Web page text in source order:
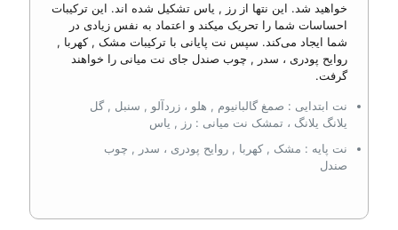
خواهید شد. این نتها از رز , یاس تشکیل شده‌ اند. این ترکیبات
احساسات شما را تحریک میکند و اعتماد به نفس زیادی در
شما ایجاد می‌کند. سپس نت پایانی با ترکیبات مشک ,کهربا ,
روایح پودری ، سدر , چوب صندل جای نت‌ میانی را خواهند
گرفت.
نت ابتدایی : صمغ گالبانیوم , هلو ، زردآلو , سنبل ,گل
یلانگ یلانگ ، تمشک نت میانی : رز , یاس
نت پایه : مشک ,کهربا , روایح پودری ، سدر , چوب
صندل